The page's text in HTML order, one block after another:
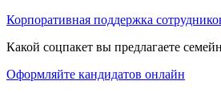
Корпоративная поддержка
Какой соцпакет вы предлагаете
Оформляйте кандидатов онлайн